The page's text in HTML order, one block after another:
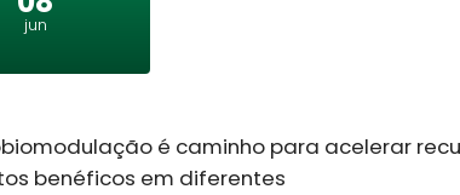
jun
é caminho para acelerar
benéficos em diferentes